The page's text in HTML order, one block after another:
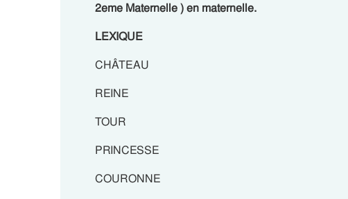
2eme Maternelle ) en maternelle.
LEXIQUE
CHÂTEAU
REINE
TOUR
PRINCESSE
COURONNE